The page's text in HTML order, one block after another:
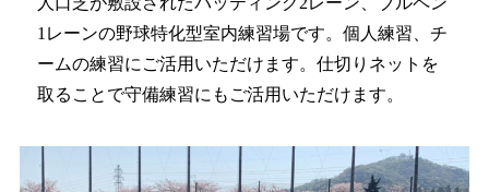
1レーンの野球特化型室内練習場です。個人練習、チ
ームの練習にご活用いただけます。仕切りネットを
取ることで守備練習にもご活用いただけます。